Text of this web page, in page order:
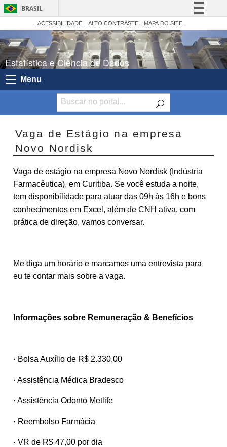
BRASIL
Simplifique!
Comunica BR
Participe
Acesso à informação
Canais
ACESSIBILIDADE ALTO CONTRASTE MAPA DO SITE
Estatística e Ciência de Dados
Menu
Vaga de Estágio na empresa
Novo Nordisk
Vaga de estágio na empresa Novo Nordisk (Indústria
Farmacêutica), em Curitiba. Se você estuda a noite,
tem disponibilidade para atuar das 09h às 16h e bons
conhecimentos em Excel, além de CNH ativa, com
prática de direção, vamos conversar.
Me diga um horário e marcamos uma entrevista para
eu te contar mais sobre a vaga.
Informações sobre Remuneração & Benefícios
· Bolsa Auxílio de R$ 2.330,00
· Assistência Médica Bradesco
· Assistência Odonto Metlife
· Reembolso Farmácia
· VR de R$ 47,00 por dia